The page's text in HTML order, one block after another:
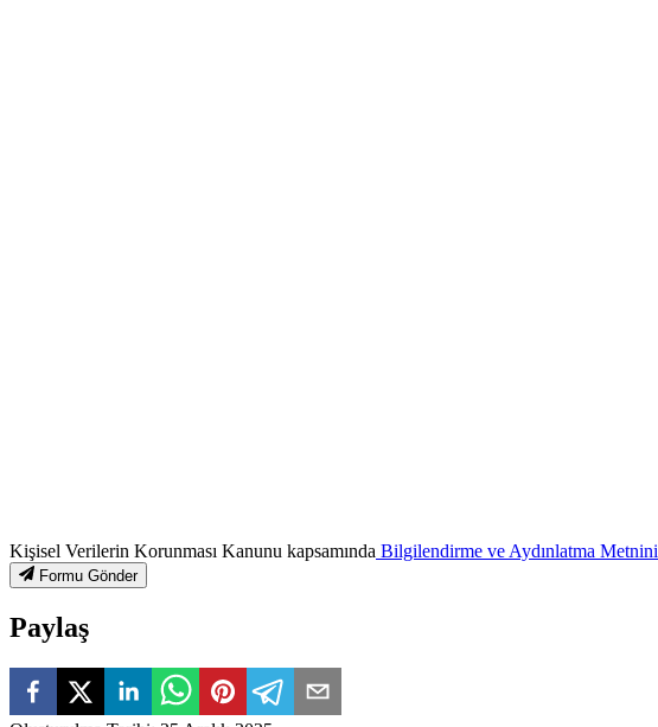
Kişisel Verilerin Korunması Kanunu kapsamında Bilgilendirme ve Aydınlatma Metnini
Formu Gönder
Paylaş